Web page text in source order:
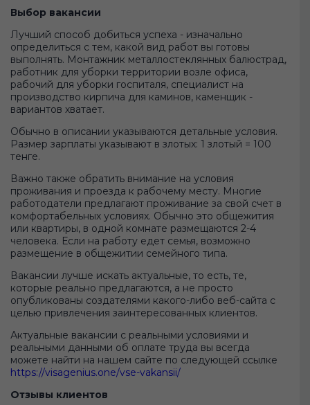
Выбор вакансии
Лучший способ добиться успеха - изначально
определиться с тем, какой вид работ вы готовы
выполнять. Монтажник металлостеклянных балюстрад,
работник для уборки территории возле офиса,
рабочий для уборки госпиталя, специалист на
производство кирпича для каминов, каменщик -
вариантов хватает.
Обычно в описании указываются детальные условия.
Размер зарплаты указывают в злотых: 1 злотый = 100
тенге.
Важно также обратить внимание на условия
проживания и проезда к рабочему месту. Многие
работодатели предлагают проживание за свой счет в
комфортабельных условиях. Обычно это общежития
или квартиры, в одной комнате размещаются 2-4
человека. Если на работу едет семья, возможно
размещение в общежитии семейного типа.
Вакансии лучше искать актуальные, то есть, те,
которые реально предлагаются, а не просто
опубликованы создателями какого-либо веб-сайта с
целью привлечения заинтересованных клиентов.
Актуальные вакансии с реальными условиями и
реальными данными об оплате труда вы всегда
можете найти на нашем сайте по следующей ссылке
https://visagenius.one/vse-vakansii/
Отзывы клиентов